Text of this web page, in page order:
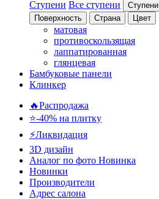
Ступени Все ступени Ступени
Поверхность Страна Цвет
матовая
противоскользящая
лаппатированная
глянцевая
Бамбуковые панели
Клинкер
🔥Распродажа
⭐-40% на плитку
⚡️Ликвидация
3D дизайн
Аналог по фото Новинка
Новинки
Производители
Адрес салона